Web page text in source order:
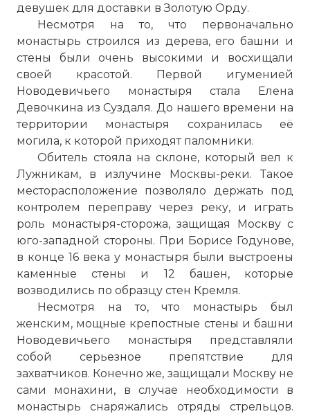
девушек для доставки в Золотую Орду.
Несмотря на то, что первоначально
монастырь строился из дерева, его башни и
стены были очень высокими и восхищали
своей красотой. Первой игуменией
Новодевичьего монастыря стала Елена
Девочкина из Суздаля. До нашего времени на
территории монастыря сохранилась её
могила, к которой приходят паломники.
Обитель стояла на склоне, который вел к
Лужникам, в излучине Москвы-реки. Такое
месторасположение позволяло держать под
контролем переправу через реку, и играть
роль монастыря-сторожа, защищая Москву с
юго-западной стороны. При Борисе Годунове,
в конце 16 века у монастыря были выстроены
каменные стены и 12 башен, которые
возводились по образцу стен Кремля.
Несмотря на то, что монастырь был
женским, мощные крепостные стены и башни
Новодевичьего монастыря представляли
собой серьезное препятствие для
захватчиков. Конечно же, защищали Москву не
сами монахини, в случае необходимости в
монастырь снаряжались отряды стрельцов.